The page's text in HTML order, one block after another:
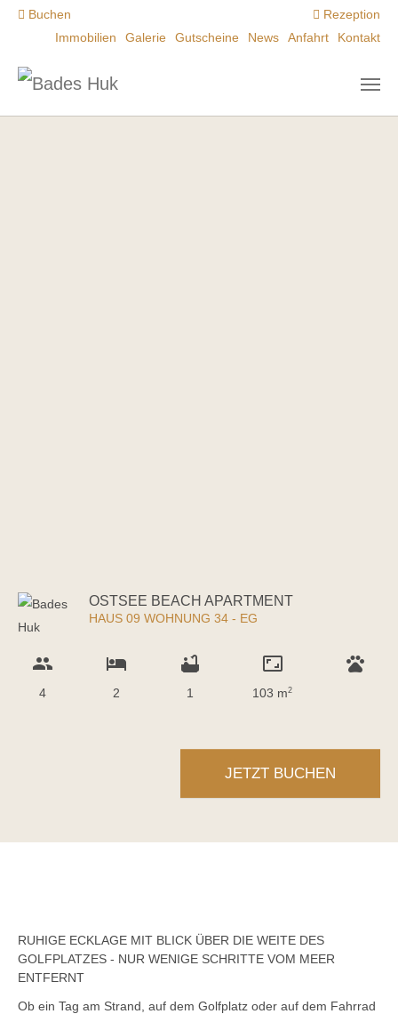
Zum Hauptinhalt springen
Buchen
Rezeption
Immobilien
Galerie Gutscheine News Anfahrt Kontakt
OSTSEE BEACH APARTMENT
HAUS 09 WOHNUNG 34 - EG
group
4
hotel
2
bathtub
1
aspect_ratio
103 m2
pets
JETZT BUCHEN
RUHIGE ECKLAGE MIT BLICK ÜBER DIE WEITE DES
GOLFPLATZES - NUR WENIGE SCHRITTE VOM MEER
ENTFERNT
Ob ein Tag am Strand, auf dem Golfplatz oder auf dem Fahrrad